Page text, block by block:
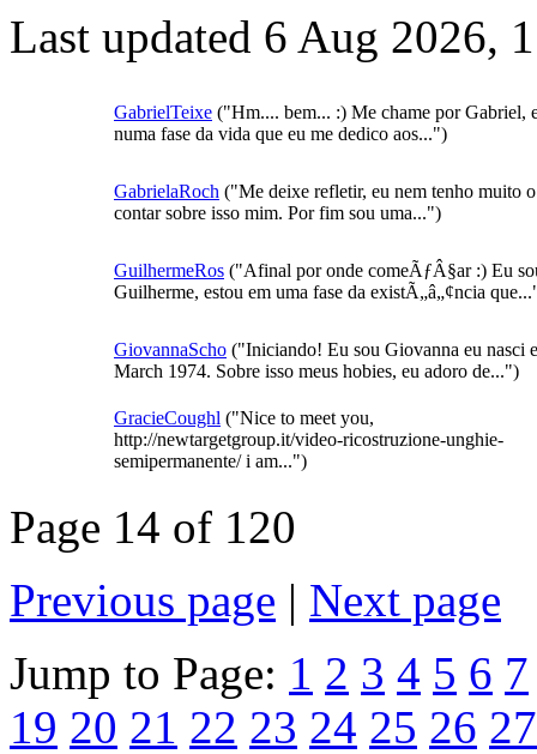
Last updated 6 Aug 2026,
GabrielTeixe ("Hm.... bem... :) Me chame por Gabriel,
numa fase da vida que eu me dedico aos...")
GabrielaRoch ("Me deixe refletir, eu nem tenho muito
contar sobre isso mim. Por fim sou uma...")
GuilhermeRos ("Afinal por onde comeÃƒÂ§ar :) Eu
Guilherme, estou em uma fase da existÃ„â„¢ncia
GiovannaScho ("Iniciando! Eu sou Giovanna eu nasci
March 1974. Sobre isso meus hobies, eu adoro de...")
GracieCoughl ("Nice to meet you,
http://newtargetgroup.it/video-ricostruzione-unghie-
semipermanente/ i am...")
Page 14 of 120
Previous page | Next page
Jump to Page: 1 2 3 4 5 6 7
19 20 21 22 23 24 25 26 27